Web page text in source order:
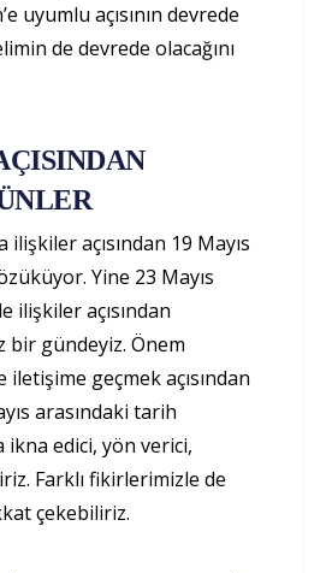
uyumlu açısının devrede
de devrede olacağını
açısından 19 Mayıs
Yine 23 Mayıs
ilişkiler açısından
bir gündeyiz. Önem
geçmek açısından
arasındaki tarih
ikna edici, yön verici,
Farklı fikirlerimizle de
çekebiliriz.